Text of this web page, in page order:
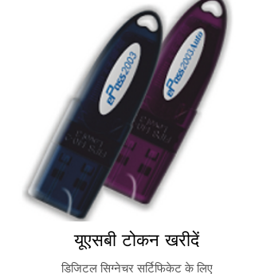
यूएसबी टोकन खरीदें
डिजिटल सिग्नेचर सर्टिफिकेट के लिए